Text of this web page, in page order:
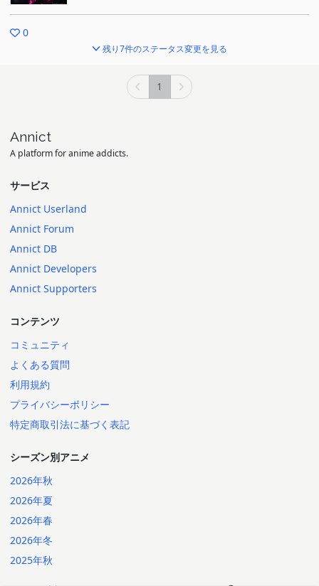
0
残り7件のステータス変更を見る
1
Annict
A platform for anime addicts.
サービス
Annict Userland
Annict Forum
Annict DB
Annict Developers
Annict Supporters
コンテンツ
コミュニティ
よくある質問
利用規約
プライバシーポリシー
特定商取引法に基づく表記
シーズン別アニメ
2026年秋
2026年夏
2026年春
2026年冬
2025年秋